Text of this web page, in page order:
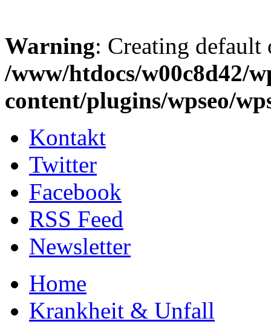
Warning: Creating
/www/htdocs/w00c8d42/
content/plugins/wpseo/
Kontakt
Twitter
Facebook
RSS Feed
Newsletter
Home
Krankheit & Unfall